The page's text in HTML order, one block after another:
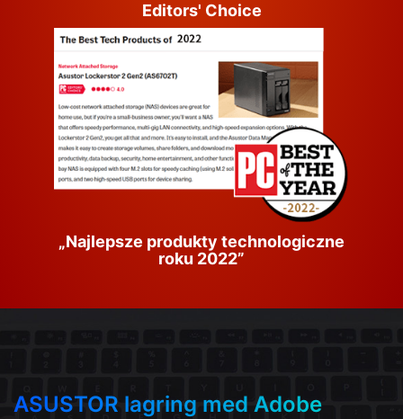
Editors' Choice
„Najlepsze produkty technologiczne
roku 2022”
ASUSTOR lagring med Adobe